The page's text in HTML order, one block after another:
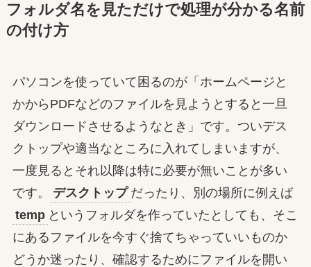
フォルダ名を見ただけで処理が分かる名前
の付け方
パソコンを使っていて困るのが「ホームページと
かからPDFなどのファイルを見ようとすると一旦
ダウンロードさせるようなとき」です。ついデス
クトップや適当なところに入れてしまいますが、
一度見るとそれ以降は特に必要が無いことが多い
です。
デスクトップ だったり、別の場所に例えば
temp というフォルダを作っていたとしても、そこ
にあるファイルを今すぐ捨てちゃっていいものか
どうか迷ったり、確認するためにファイルを開い